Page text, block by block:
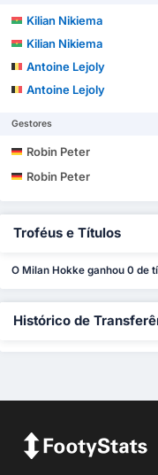
Kilian Nikiema
Kilian Nikiema
Antoine Lejoly
Antoine Lejoly
Gestores
Robin Peter
Robin Peter
Troféus e Títulos
O Milan Hokke ganhou 0 de
Histórico de